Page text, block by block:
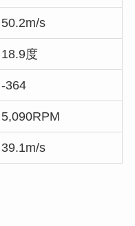
50.2m/s
18.9度
-364
5,090RPM
39.1m/s